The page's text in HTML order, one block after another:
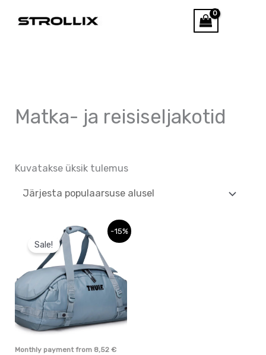
Matka- ja reisiseljakotid
Kuvatakse üksik tulemus
-15%
Monthly payment from 8,52€
Sale!
Sellel
tootel
on
mitu
varianti.
Valikuid